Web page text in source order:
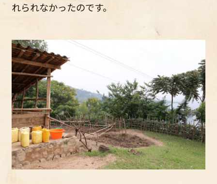
れられなかったのです。